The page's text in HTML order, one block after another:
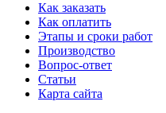
Как заказать
Как оплатить
Этапы и сроки работ
Производство
Вопрос-ответ
Статьи
Карта сайта